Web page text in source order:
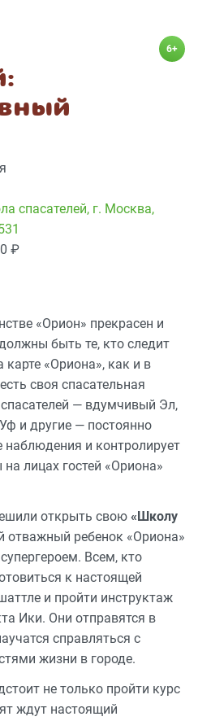
6+
спасателей, г. Москва,
₽
«Орион» прекрасен и
быть те, кто следит
карте «Ориона», как и в
своя спасательная
— вдумчивый Эл,
и другие — постоянно
наблюдения и контролирует
лицах гостей «Ориона»
открыть свою «Школу
отважный ребенок «Ориона»
Всем, кто
к настоящей
и пройти инструктаж
Ики. Они отправятся в
справляться с
жизни в городе.
не только пройти курс
ждут настоящий